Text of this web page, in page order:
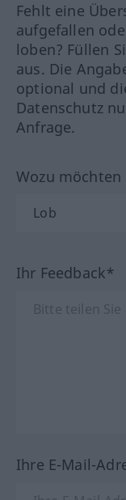
Fehlt eine
aufgefallen
loben? Füllen
aus. Die
optional und
Datenschutz
Anfrage.
Wozu möchten
Ihr Feedback*
Ihre E-Mail-